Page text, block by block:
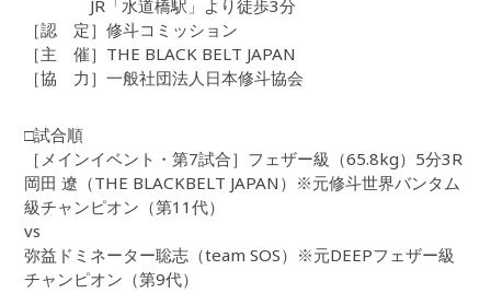
JR「水道橋駅」より徒歩3分
［認 定］修斗コミッション
［主 催］THE BLACK BELT JAPAN
［協 力］一般社団法人日本修斗協会
□試合順
［メインイベント・第7試合］フェザー級（65.8kg）5分3R
岡田 遼（THE BLACKBELT JAPAN）※元修斗世界バンタム
級チャンピオン（第11代）
vs
弥益ドミネーター聡志（team SOS）※元DEEPフェザー級
チャンピオン（第9代）